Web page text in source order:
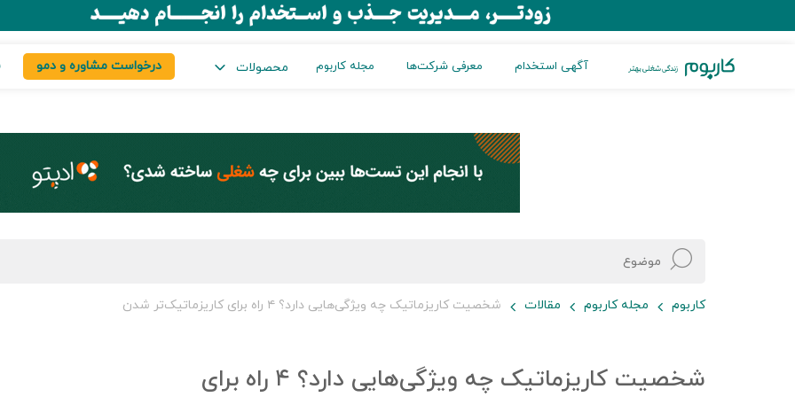
آگهی استخدام معرفی شرکت‌ها مجله کاربوم محصولات درخواست مشاوره و دمو
کاربوم مجله کاربوم مقالات شخصیت کاریزماتیک چه ویژگی‌هایی دارد؟ ۴ راه برای کاریزماتیک‌تر شدن
شخصیت کاریزماتیک چه ویژگی‌هایی دارد؟ ۴ راه برای